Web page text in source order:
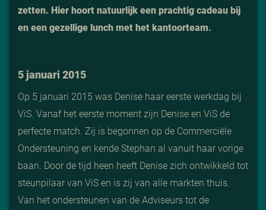
zetten. Hier hoort natuurlijk een prachtig cadeau bij
en een gezellige lunch met het kantoorteam.
5 januari 2015
Op 5 januari 2015 was Denise haar eerste werkdag bij
ViS. Vanaf het eerste moment zijn Denise en ViS de
perfecte match. Zij is begonnen op de Commerciële
Ondersteuning en kende Stephan al vanuit haar vorige
baan. Door de tijd heen heeft Denise zich ontwikkeld tot
steunpilaar van ViS en is zij van alle markten thuis.
Van het ondersteunen van de Adviseurs tot de